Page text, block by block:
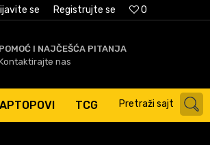
0
se Registrujte se
POMOĆ I NAJČEŠĆA PITANJA
nas
TCG Pretraži sajt